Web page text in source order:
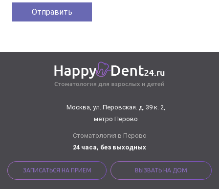
Москва, ул. Перовская. д. 39 к. 2,
метро Перово
Стоматология в Перово
24 часа, без выходных
ЗАПИСАТЬСЯ НА ПРИЕМ ВЫЗВАТЬ НА ДОМ